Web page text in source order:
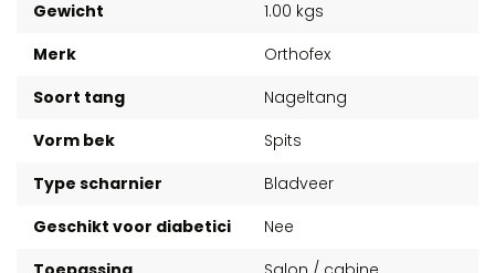
Gewicht
1.00 kgs
Merk
Orthofex
Soort tang
Nageltang
Vorm bek
Spits
Type scharnier
Bladveer
Geschikt voor diabetici
Nee